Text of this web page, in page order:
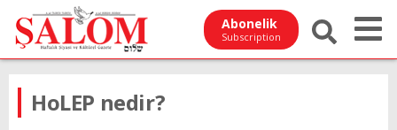
Abonelik
Subscription
HoLEP nedir?